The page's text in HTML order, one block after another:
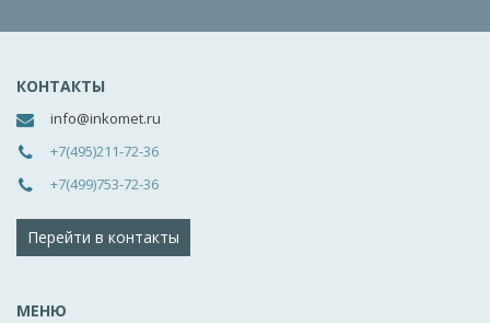
КОНТАКТЫ
info@inkomet.ru
+7(495)211-72-36
+7(499)753-72-36
Перейти в контакты
МЕНЮ